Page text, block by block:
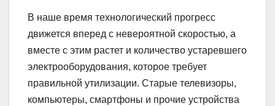
В наше время технологический прогресс
движется вперед с невероятной скоростью, а
вместе с этим растет и количество устаревшего
электрооборудования, которое требует
правильной утилизации. Старые телевизоры,
компьютеры, смартфоны и прочие устройства